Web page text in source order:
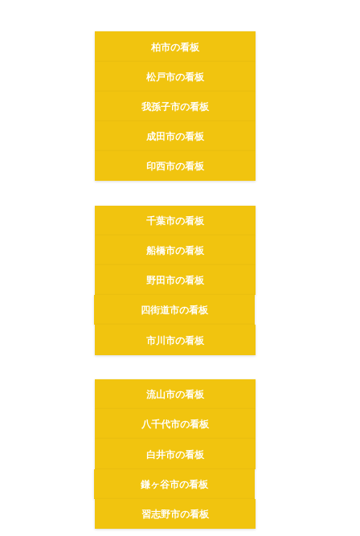
柏市の看板
松戸市の看板
我孫子市の看板
成田市の看板
印西市の看板
千葉市の看板
船橋市の看板
野田市の看板
四街道市の看板
市川市の看板
流山市の看板
八千代市の看板
白井市の看板
鎌ヶ谷市の看板
習志野市の看板